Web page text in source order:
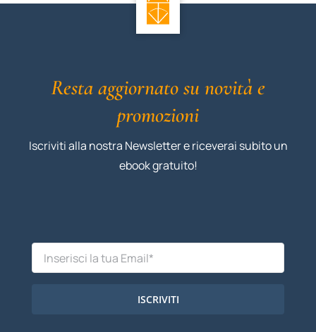
Resta aggiornato su novità e
promozioni
Iscriviti alla nostra Newsletter e riceverai subito un
ebook gratuito!
ISCRIVITI